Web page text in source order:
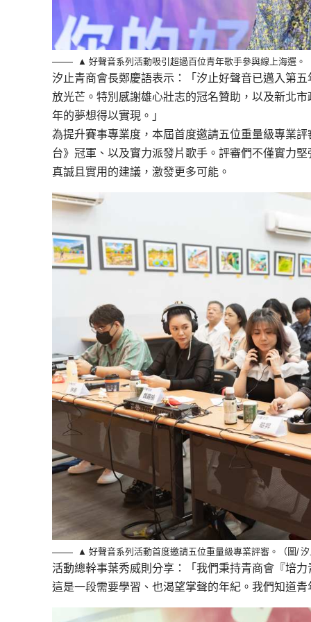
▲ 好聲音系列活動吸引超過百位青年歌手參與線上海選。
汐止青商會長鄭慶語表示：「汐止好聲音已邁入第
放光芒。特別感謝雄心壯志的冠名贊助，以及新北
年的夢想得以實現。」
為提升賽事專業度，本屆首度邀請五位重量級專業
台》冠軍、以及實力派發片歌手。評審們不僅實力
真誠且實用的建議，激發更多可能。
▲ 好聲音系列活動首度邀請五位重量級專業評審。（圖/
活動總幹事葉秀威則分享：「我們秉持青商會『
這是一段需要學習、也渴望掌聲的年紀。我們知道